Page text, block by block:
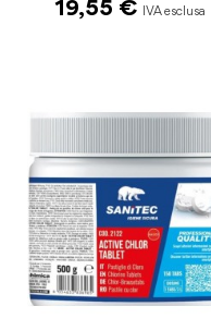
19,55 €